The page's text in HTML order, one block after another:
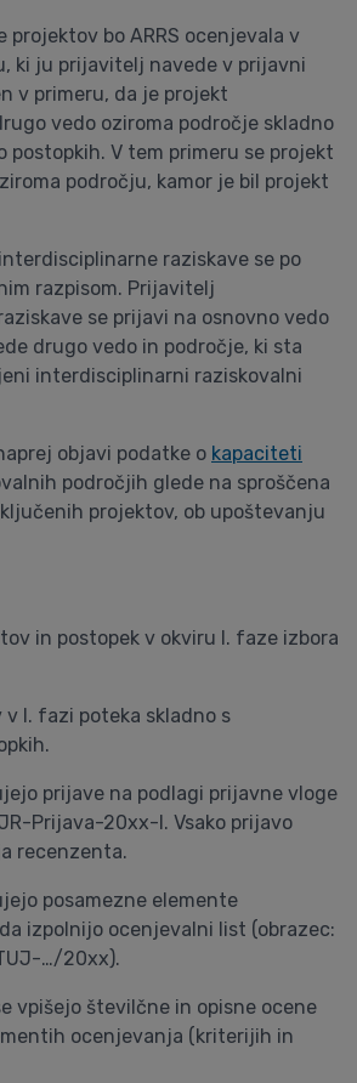
projektov bo ARRS ocenjevala v
ki ju prijavitelj navede v prijavni
v primeru, da je projekt
vedo oziroma področje skladno
postopkih. V tem primeru se projekt
področju, kamor je bil projekt
raziskave se po
razpisom. Prijavitelj
se prijavi na osnovno vedo
drugo vedo in področje, ki sta
interdisciplinarni raziskovalni
objavi podatke o kapaciteti
področjih glede na sproščena
projektov, ob upoštevanju
in postopek v okviru I. faze izbora
I. fazi poteka skladno s
prijave na podlagi prijavne vloge
Prijava-20xx-I. Vsako prijavo
recenzenta.
posamezne elemente
izpolnijo ocenjevalni list (obrazec:
…/20xx).
vpišejo številčne in opisne ocene
ocenjevanja (kriterijih in